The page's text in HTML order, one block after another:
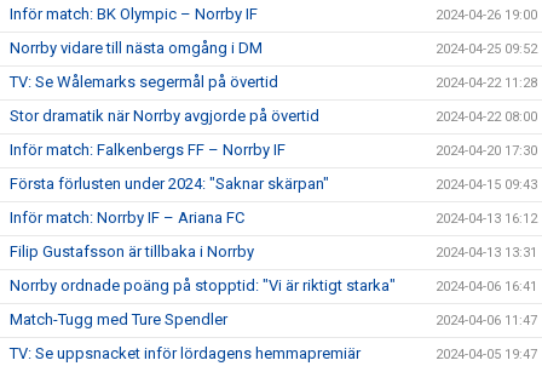
Inför match: BK Olympic – Norrby IF 2024-04-26 19:00
Norrby vidare till nästa omgång i DM 2024-04-25 09:52
TV: Se Wålemarks segermål på övertid 2024-04-22 11:28
Stor dramatik när Norrby avgjorde på övertid 2024-04-22 08:00
Inför match: Falkenbergs FF – Norrby IF 2024-04-20 17:30
Första förlusten under 2024: "Saknar skärpan" 2024-04-15 09:43
Inför match: Norrby IF – Ariana FC 2024-04-13 16:12
Filip Gustafsson är tillbaka i Norrby 2024-04-13 13:31
Norrby ordnade poäng på stopptid: "Vi är riktigt starka" 2024-04-06 16:41
Match-Tugg med Ture Spendler 2024-04-06 11:47
TV: Se uppsnacket inför lördagens hemmapremiär 2024-04-05 19:47